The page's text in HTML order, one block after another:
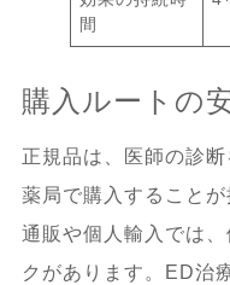
間
購入ルートの
正規品は、医師の診
薬局で購入すること
通販や個人輸入では
クがあります。ED治